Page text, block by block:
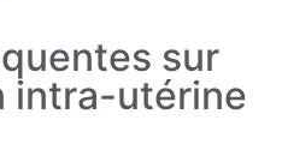
sur
intra-utérine